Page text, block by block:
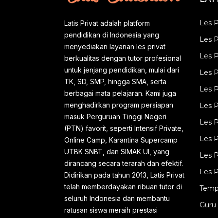
umum di seluruh wilayah Indonesia.
LATISEDUCATION didirikan oleh
Alumni UI pada tahun 2013 di bawah
perusahaan LATIS MEGA GROUP dan
berizin resmi dinas pendidikan
no.421.9/109/IKur/DPMPTSP/2018.
Guru les privat yang kami kirimkan
ke rumah Anda adalah guru les privat
berkualitas dari alumni dan mahasiswa
u niversitas terkemuka di Indonesia.
Ka...
Latis Privat adalah platform
pendidikan di Indonesia yang
menyediakan layanan les privat
berkualitas dengan tutor profesional
untuk jenjang pendidikan, mulai dari
TK, SD, SMP, hingga SMA, serta
berbagai mata pelajaran. Kami juga
menghadirkan program persiapan
masuk Perguruan Tinggi Negeri
(PTN) favorit, seperti Intensif Private,
Online Camp, Karantina Supercamp
UTBK SNBT, dan SIMAK UI, yang
dirancang secara terarah dan efektif.
Didirikan pada tahun 2013, Latis Privat
telah memberdayakan ribuan tutor di
seluruh Indonesia dan membantu
ratusan siswa meraih prestasi
Les
Les
Les
Les
Les
Les
Les
Les
Les
Les